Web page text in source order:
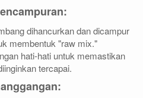
dihancurkan dan dicampur
membentuk "raw mix."
hati-hati untuk memastikan
tercapai.